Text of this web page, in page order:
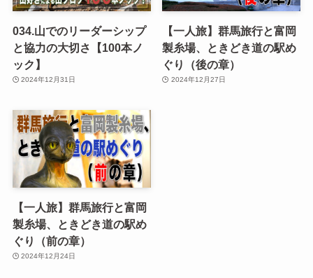
034.山でのリーダーシップ
と協力の大切さ【100本ノ
ック】
2024年12月31日
【一人旅】群馬旅行と富岡
製糸場、ときどき道の駅め
ぐり（後の章）
2024年12月27日
【一人旅】群馬旅行と富岡
製糸場、ときどき道の駅め
ぐり（前の章）
2024年12月24日